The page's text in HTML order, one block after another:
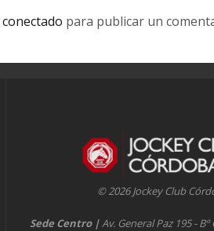
conectado para publicar un
© 2026 Jockey Club
Sede Centro |Av. General Paz 195 -